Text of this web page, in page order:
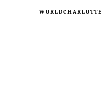
WORLDCHARLOTTE